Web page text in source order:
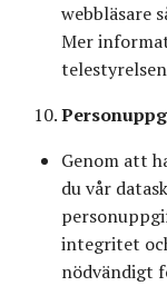
webbläsare
Mer
Genom att
du vår
integritet
nödvändigt